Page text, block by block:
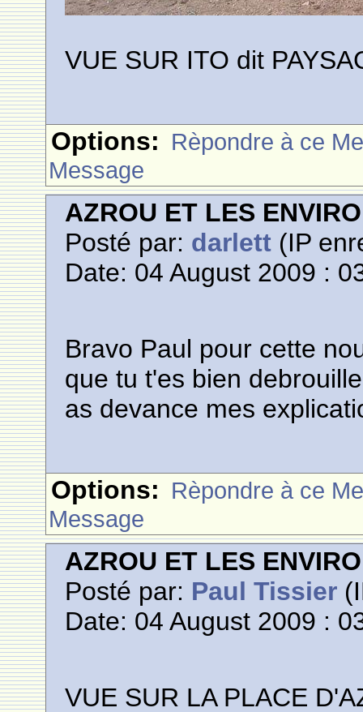
VUE SUR ITO dit
Options: Rèpondre à ce
Message
AZROU ET LES
Posté par: darlett (IP
Date: 04 August 2009 :
Bravo Paul pour cette
que tu t'es bien
as devance mes
Options: Rèpondre à ce
Message
AZROU ET LES
Posté par: Paul Tissier
Date: 04 August 2009 :
VUE SUR LA PLACE